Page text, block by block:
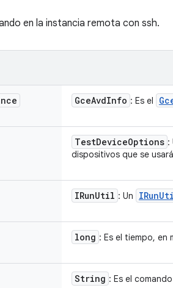
en la instancia remota con ssh.
GceAvdInfo : Es el
TestDeviceOptions :
dispositivos que se
IRunUtil : Un IRun
long : Es el tiempo, en
String : Es el